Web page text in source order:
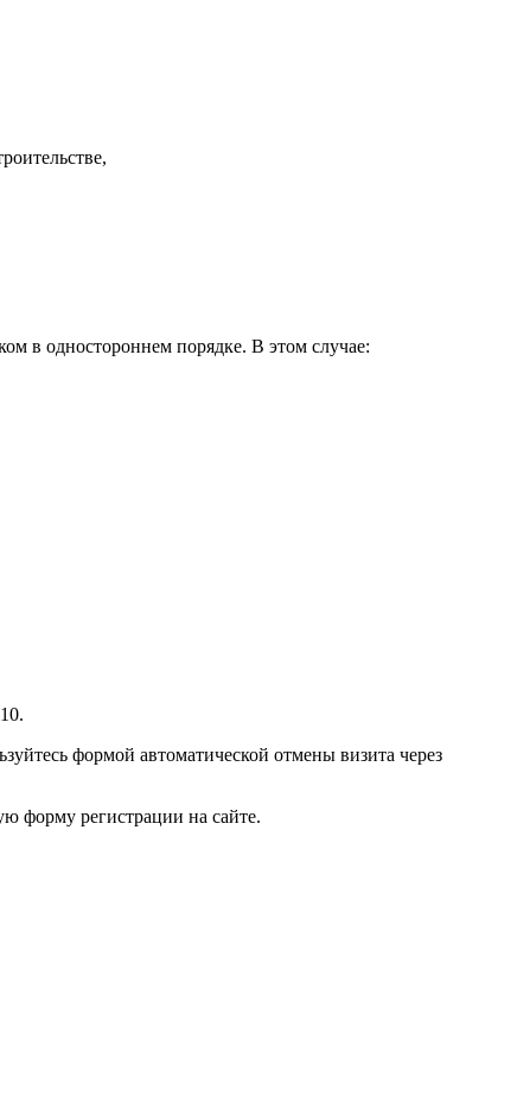
в одностороннем порядке. В этом случае:
формой автоматической отмены визита через
форму регистрации на сайте.